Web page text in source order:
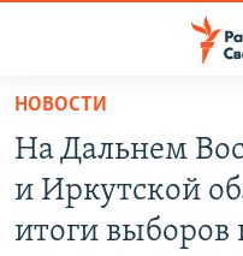
упрощенного
доступа
Вернуться
основному
ПОДКАСТЫ
АВТОРСКИЕ ПРОЕКТЫ
НОВОСТИ
На Дальнем
и Иркутской
итоги выборов